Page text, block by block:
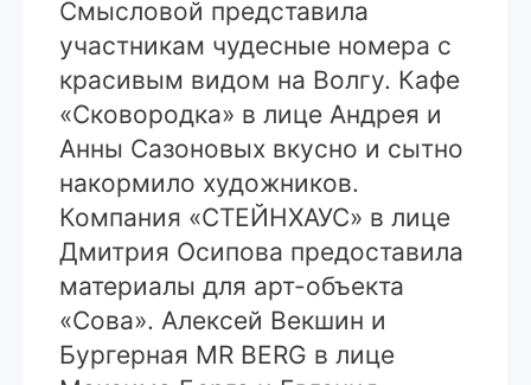
Смысловой представила
участникам чудесные номера с
красивым видом на Волгу. Кафе
«Сковородка» в лице Андрея и
Анны Сазоновых вкусно и сытно
накормило художников.
Компания «СТЕЙНХАУС» в лице
Дмитрия Осипова предоставила
материалы для арт-объекта
«Сова». Алексей Векшин и
Бургерная MR BERG в лице